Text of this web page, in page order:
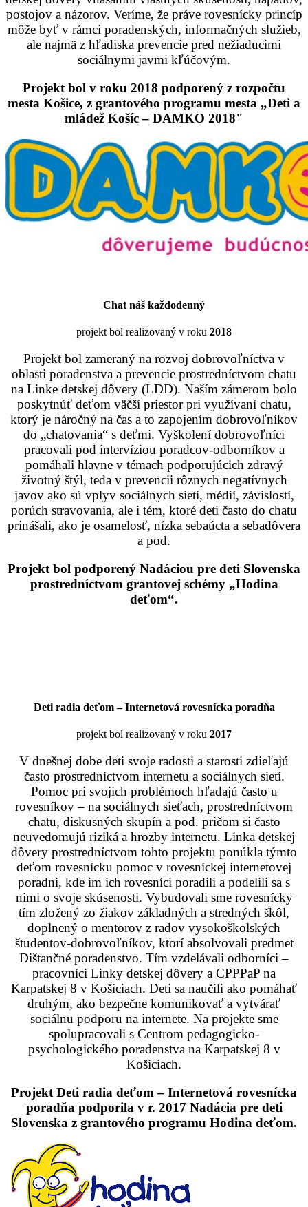
postojov a názorov. Veríme, že práve rovesnícky princíp
môže byť v rámci poradenských, informačných služieb,
ale najmä z hľadiska prevencie pred nežiaducimi
sociálnymi javmi kľúčovým.
Projekt bol v roku 2018 podporený z rozpočtu
mesta Košice, z grantového programu mesta „Deti a
mládež Košíc – DAMKO 2018"
Chat náš každodenný
projekt bol realizovaný v roku 2018
Projekt bol zameraný na rozvoj dobrovoľníctva v
oblasti poradenstva a prevencie prostredníctvom chatu
na Linke detskej dôvery (LDD). Naším zámerom bolo
poskytnúť deťom väčší priestor pri využívaní chatu,
ktorý je náročný na čas a to zapojením dobrovoľníkov
do „chatovania“ s deťmi. Vyškolení dobrovoľníci
pracovali pod intervíziou poradcov-odborníkov a
pomáhali hlavne v témach podporujúcich zdravý
životný štýl, teda v prevencii rôznych negatívnych
javov ako sú vplyv sociálnych sietí, médií, závislostí,
porúch stravovania, ale i tém, ktoré deti často do chatu
prinášali, ako je osamelosť, nízka sebaúcta a sebadôvera
a pod.
Projekt bol podporený Nadáciou pre deti Slovenska
prostredníctvom grantovej schémy „Hodina
deťom“.
Deti radia deťom – Internetová rovesnícka poradňa
projekt bol realizovaný v roku 2017
V dnešnej dobe deti svoje radosti a starosti zdieľajú
často prostredníctvom internetu a sociálnych sietí.
Pomoc pri svojich problémoch hľadajú často u
rovesníkov – na sociálnych sieťach, prostredníctvom
chatu, diskusných skupín a pod. pričom si často
neuvedomujú riziká a hrozby internetu. Linka detskej
dôvery prostredníctvom tohto projektu ponúkla týmto
deťom rovesnícku pomoc v rovesníckej internetovej
poradni, kde im ich rovesníci poradili a podelili sa s
nimi o svoje skúsenosti. Vybudovali sme rovesnícky
tím zložený zo žiakov základných a stredných škôl,
doplnený o mentorov z radov vysokoškolských
študentov-dobrovoľníkov, ktorí absolvovali predmet
Dištančné poradenstvo. Tím vzdelávali odborníci –
pracovníci Linky detskej dôvery a CPPPaP na
Karpatskej 8 v Košiciach. Deti sa naučili ako pomáhať
druhým, ako bezpečne komunikovať a vytvárať
sociálnu podporu na internete. Na projekte sme
spolupracovali s Centrom pedagogicko-
psychologického poradenstva na Karpatskej 8 v
Košiciach.
Projekt Deti radia deťom – Internetová rovesnícka
poradňa podporila v r. 2017 Nadácia pre deti
Slovenska z grantového programu Hodina deťom.